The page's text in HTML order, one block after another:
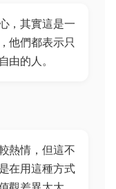
，其實這是一
他們都表示只
由的人。
熱情，但這不
在用這種方式